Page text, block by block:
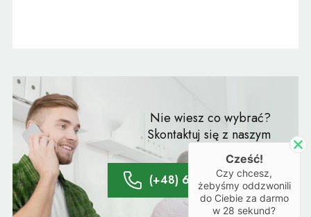
Nie wiesz co wybrać?
Skontaktuj się z naszym
doradcą:
(+48) 61 428 20 66
Cześć!
Czy chcesz,
żebyśmy oddzwonili
do Ciebie za darmo
w 28 sekund?